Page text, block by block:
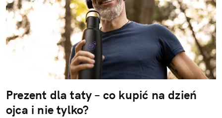
Prezent dla taty – co kupić na dzień
ojca i nie tylko?